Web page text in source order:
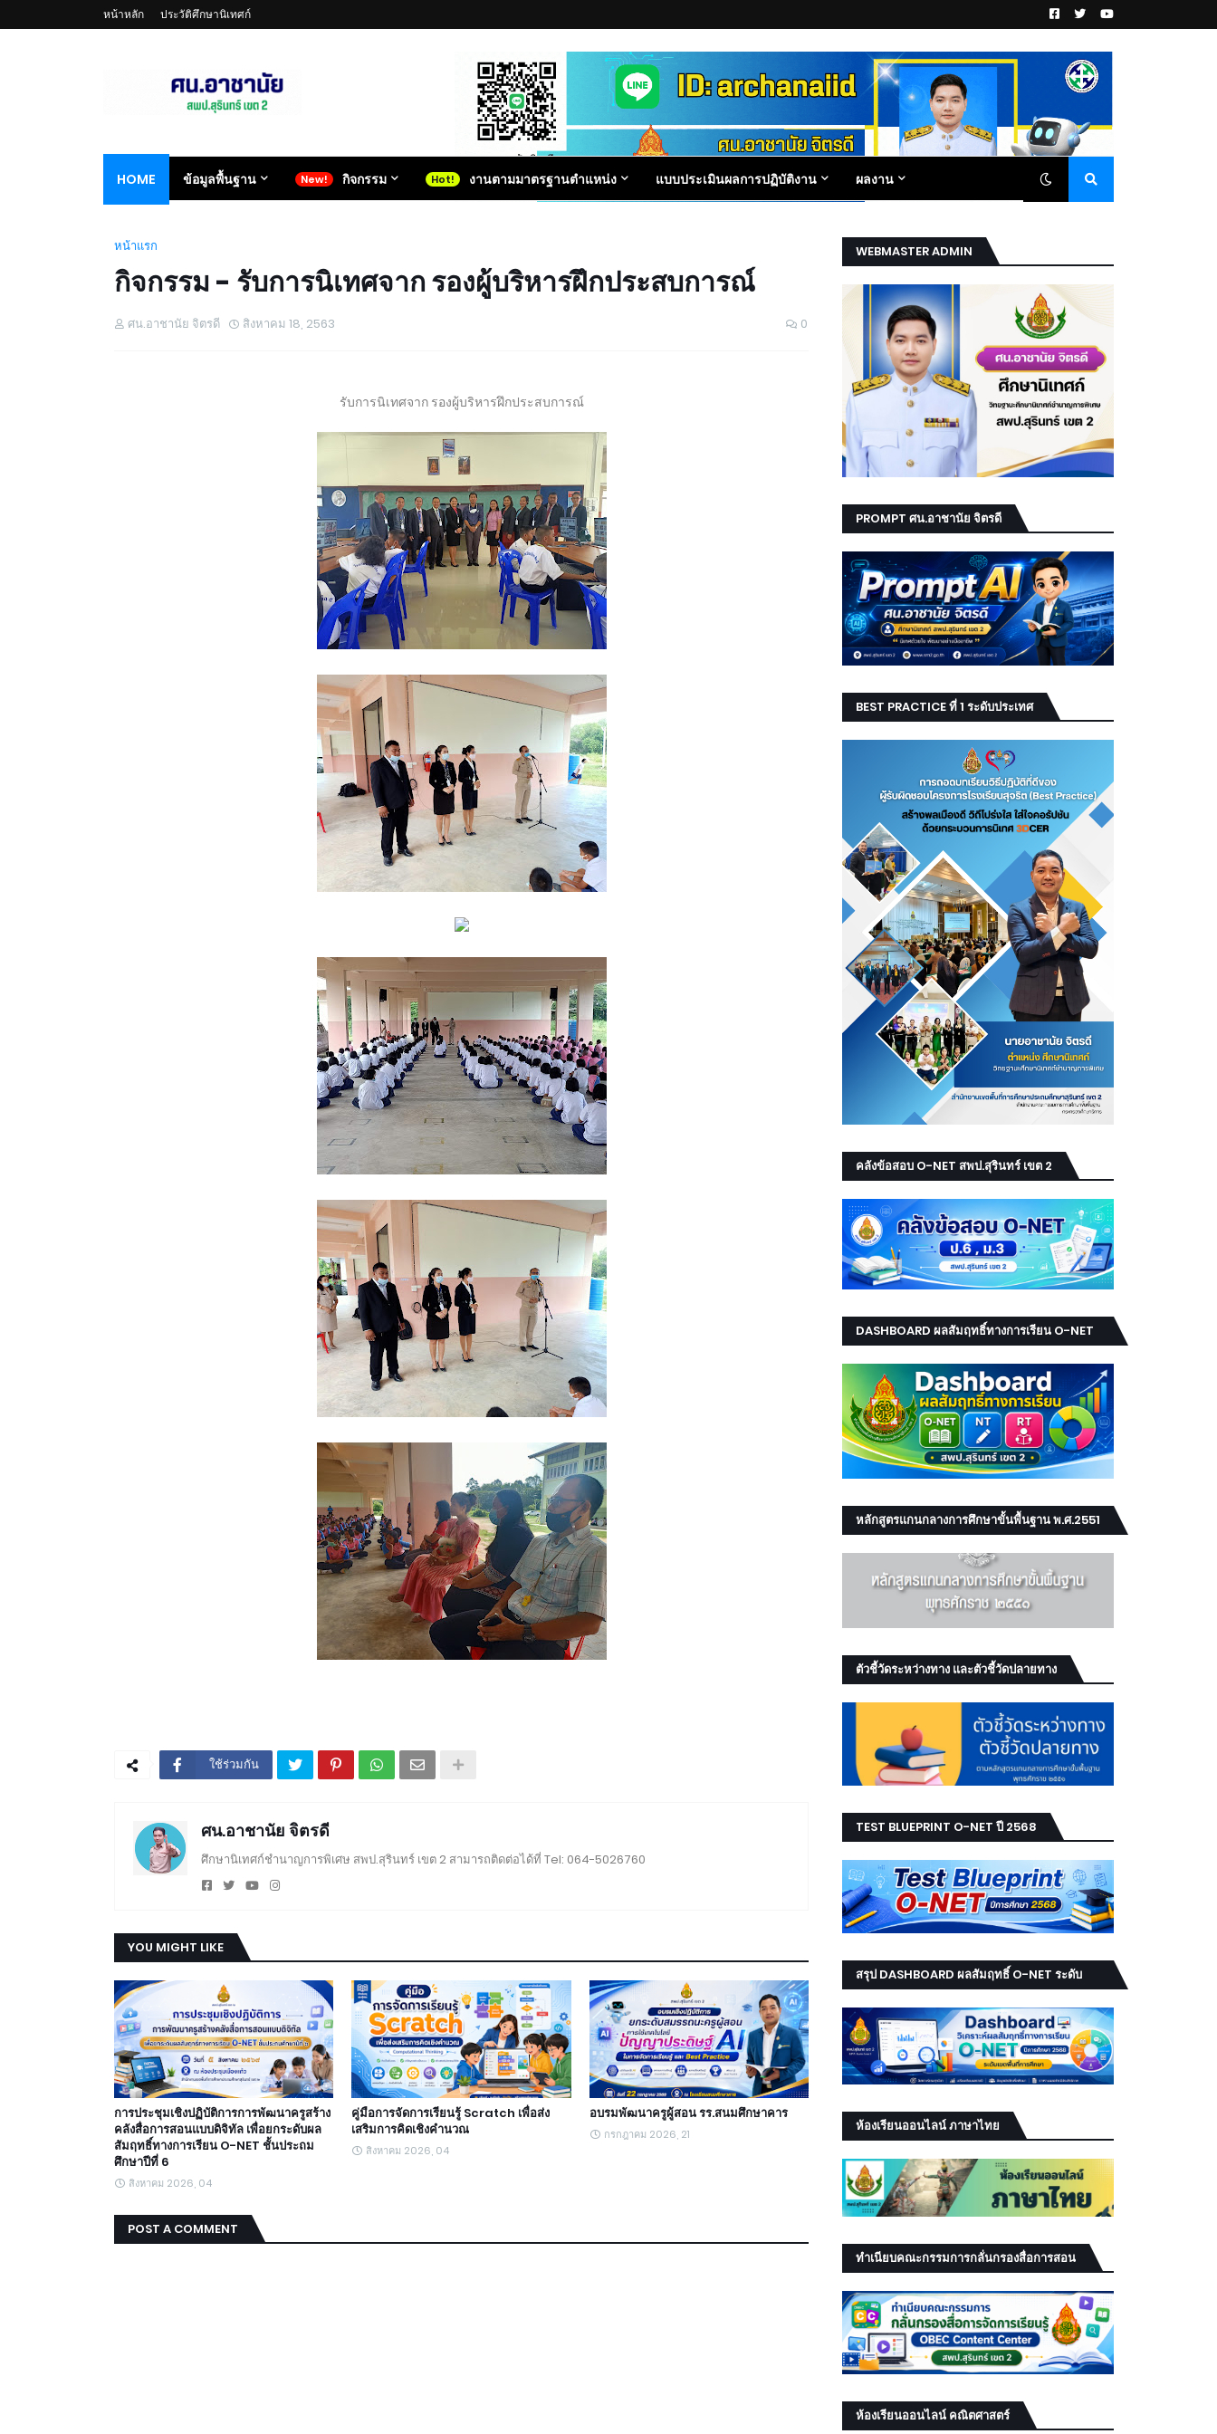
หน้าหลัก ประวัติศึกษานิเทศก์
HOME ข้อมูลพื้นฐาน กิจกรรม งานตามมาตรฐานตำแหน่ง แบบประเมินผลการปฏิบัติงาน ผลงาน
หน้าแรก
กิจกรรม - รับการนิเทศจาก รองผู้บริหารฝึกประสบการณ์
ศน.อาชานัย จิตรดี สิงหาคม 18, 2563 0
รับการนิเทศจาก รองผู้บริหารฝึกประสบการณ์
ใช้ร่วมกัน
ศน.อาชานัย จิตรดี
ศึกษานิเทศก์ชำนาญการพิเศษ สพป.สุรินทร์ เขต 2 สามารถติดต่อได้ที่ Tel: 064-5026760
YOU MIGHT LIKE
การประชุมเชิงปฏิบัติการการพัฒนาครูสร้าง
คลังสื่อการสอนแบบดิจิทัล เพื่อยกระดับผล
สัมฤทธิ์ทางการเรียน O-NET ชั้นประถม
ศึกษาปีที่ 6
สิงหาคม 2026, 04
คู่มือการจัดการเรียนรู้ Scratch เพื่อส่ง
เสริมการคิดเชิงคำนวณ
สิงหาคม 2026, 04
อบรมพัฒนาครูผู้สอน รร.สนมศึกษาคาร
กรกฎาคม 2026, 21
POST A COMMENT
WEBMASTER ADMIN
PROMPT ศน.อาชานัย จิตรดี
BEST PRACTICE ที่ 1 ระดับประเทศ
คลังข้อสอบ O-NET สพป.สุรินทร์ เขต 2
DASHBOARD ผลสัมฤทธิ์ทางการเรียน O-NET
หลักสูตรแกนกลางการศึกษาขั้นพื้นฐาน พ.ศ.2551
ตัวชี้วัดระหว่างทาง และตัวชี้วัดปลายทาง
TEST BLUEPRINT O-NET ปี 2568
สรุป DASHBOARD ผลสัมฤทธิ์ O-NET ระดับ
เขต
ห้องเรียนออนไลน์ ภาษาไทย
ทำเนียบคณะกรรมการกลั่นกรองสื่อการสอน
ห้องเรียนออนไลน์ คณิตศาสตร์